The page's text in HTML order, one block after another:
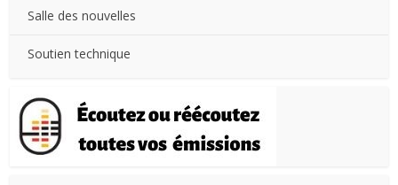
Salle des nouvelles
Soutien technique